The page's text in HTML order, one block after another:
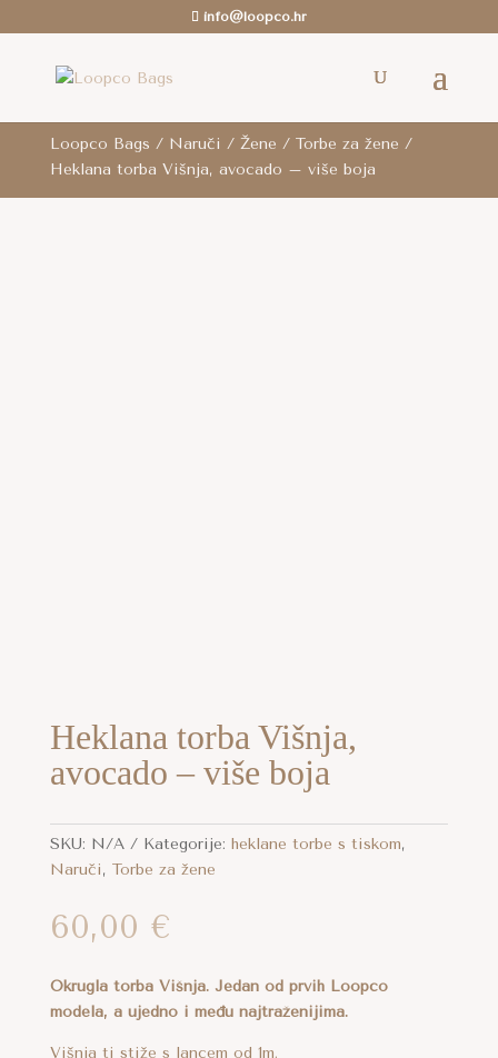
info@loopco.hr
Loopco Bags / Naruči / Žene / Torbe za žene /
Heklana torba Višnja, avocado – više boja
Heklana torba Višnja,
avocado – više boja
SKU: N/A Kategorije: heklane torbe s tiskom,
Naruči, Torbe za žene
60,00 €
Okrugla torba Višnja. Jedan od prvih Loopco
modela, a ujedno i među najtraženijima.
Višnja ti stiže s lancem od 1m.
ROK ZA SLANJE: 6-12 radnih dana.. /
eura i za cijelu EU za narudžbe iznad 100 eura.